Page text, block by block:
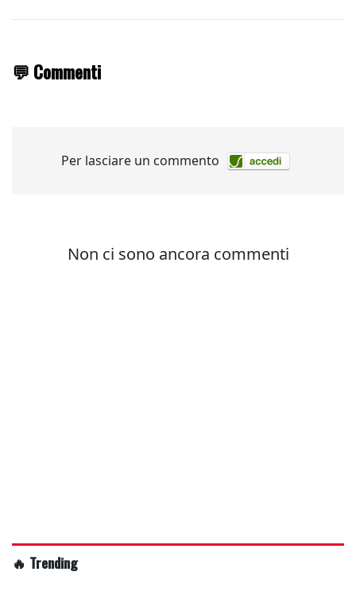
💬 Commenti
🔥 Trending